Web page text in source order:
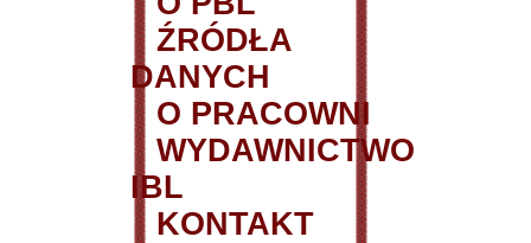
ŹRÓDŁA
DANYCH
O PRACOWNI
WYDAWNICTWO
IBL
KONTAKT